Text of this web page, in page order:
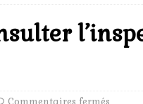
Commentaires fermés